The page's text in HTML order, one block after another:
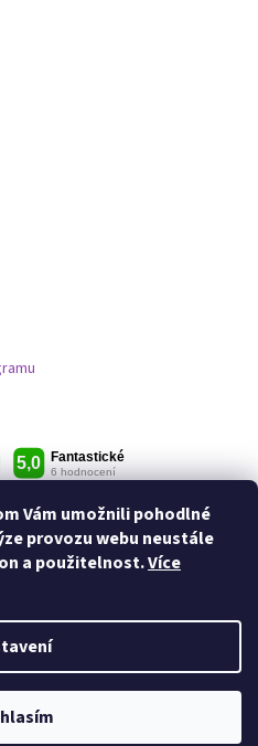
Vám umožnili pohodlné
provozu webu neustále
a použitelnost.Více
Shoptet
. Všechna práva vyhrazena.